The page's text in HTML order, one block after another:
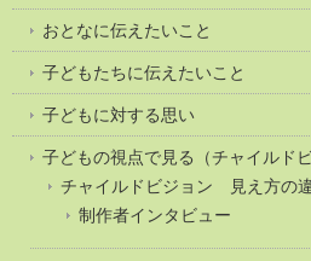
おとなに伝えたいこと
子どもたちに伝えたいこと
子どもに対する思い
子どもの視点で見る（チャイルドビ
チャイルドビジョン 見え方の
制作者インタビュー